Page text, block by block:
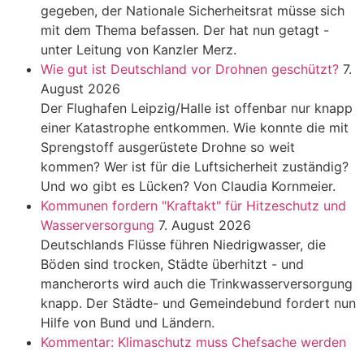
gegeben, der Nationale Sicherheitsrat müsse sich
mit dem Thema befassen. Der hat nun getagt -
unter Leitung von Kanzler Merz.
Wie gut ist Deutschland vor Drohnen geschützt? 7.
August 2026
Der Flughafen Leipzig/Halle ist offenbar nur knapp
einer Katastrophe entkommen. Wie konnte die mit
Sprengstoff ausgerüstete Drohne so weit
kommen? Wer ist für die Luftsicherheit zuständig?
Und wo gibt es Lücken? Von Claudia Kornmeier.
Kommunen fordern "Kraftakt" für Hitzeschutz und
Wasserversorgung 7. August 2026
Deutschlands Flüsse führen Niedrigwasser, die
Böden sind trocken, Städte überhitzt - und
mancherorts wird auch die Trinkwasserversorgung
knapp. Der Städte- und Gemeindebund fordert nun
Hilfe von Bund und Ländern.
Kommentar: Klimaschutz muss Chefsache werden